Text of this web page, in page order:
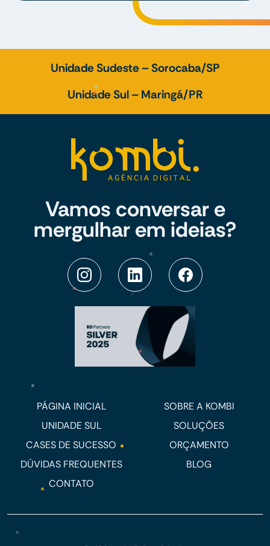
Unidade Sudeste – Sorocaba/SP
Unidade Sul – Maringá/PR
Vamos conversar e
mergulhar em ideias?
PÁGINA INICIAL
SOBRE A KOMBI
UNIDADE SUL
SOLUÇÕES
CASES DE SUCESSO
ORÇAMENTO
DÚVIDAS FREQUENTES
BLOG
CONTATO